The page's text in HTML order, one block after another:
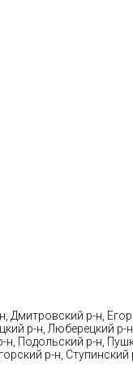
Дмитровский р-н,
р-н, Люберецкий
Подольский р-н,
р-н,